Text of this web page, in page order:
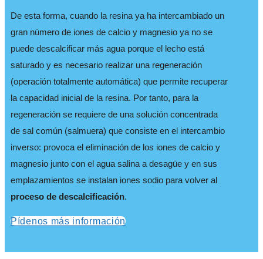
De esta forma, cuando la resina ya ha intercambiado un
gran número de iones de calcio y magnesio ya no se
puede descalcificar más agua porque el lecho está
saturado y es necesario realizar una regeneración
(operación totalmente automática) que permite recuperar
la capacidad inicial de la resina. Por tanto, para la
regeneración se requiere de una solución concentrada
de sal común (salmuera) que consiste en el intercambio
inverso: provoca el eliminación de los iones de calcio y
magnesio junto con el agua salina a desagüe y en sus
emplazamientos se instalan iones sodio para volver al
proceso de descalcificación.
Pídenos más información